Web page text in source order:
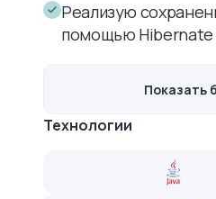
Реализую
помощью Hibernate
Показать
Технологии